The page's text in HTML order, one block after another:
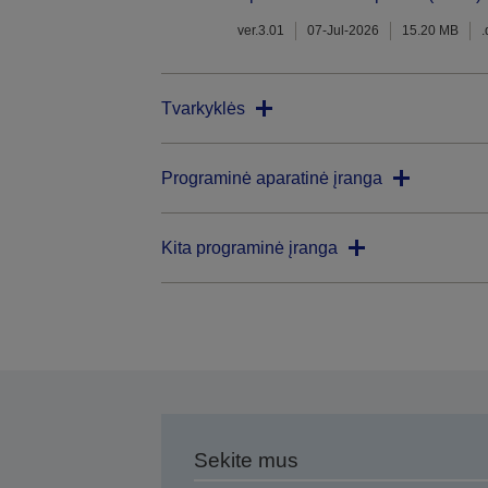
ver.3.01 07-Jul-2026 15.20 MB
Tvarkyklės
Programinė aparatinė įranga
Kita programinė įranga
Sekite mus